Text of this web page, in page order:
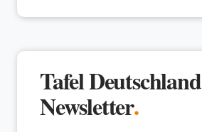
Tafel Deutschland
Newsletter.